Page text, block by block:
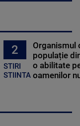
2
STIRI
STIINTA
Organismul
populație
o abilitate
oamenilor